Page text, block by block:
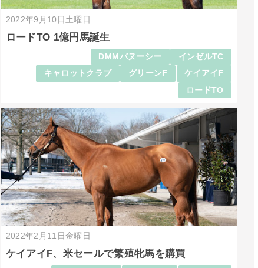
2022年9月10日土曜日
ロードTO 1億円馬誕生
DMMバヌーシー
インゼルTC
キャロットクラブ
グリーンF
ケイアイF
ロードTO
2022年2月11日金曜日
ケイアイF、米セールで繁殖牝馬を購買